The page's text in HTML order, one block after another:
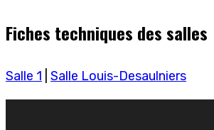
Fiches techniques des salles
Salle 1 Salle Louis-Desaulniers